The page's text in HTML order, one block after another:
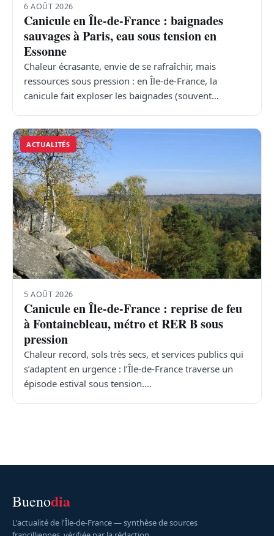
6 AOÛT 2026
Canicule en Île-de-France : baignades
sauvages à Paris, eau sous tension en
Essonne
Chaleur écrasante, envie de se rafraîchir, mais
ressources sous pression : en Île-de-France, la
canicule fait exploser les baignades (souvent…
ACTUALITÉS
5 AOÛT 2026
Canicule en Île-de-France : reprise de feu
à Fontainebleau, métro et RER B sous
pression
Chaleur record, sols très secs, et services publics qui
s’adaptent en urgence : l’Île-de-France traverse un
épisode estival sous tension.…
Buenodia
L'actualité de l'Île-de-France — synthèse de sources